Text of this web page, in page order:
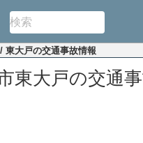
/ 東大戸の交通事故情報
東大戸の交通